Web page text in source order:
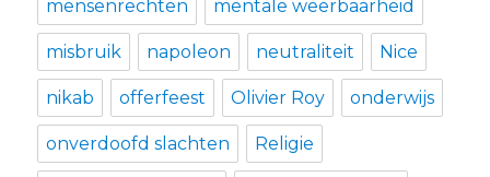
mensenrechten mentale weerbaarheid
misbruik napoleon neutraliteit Nice
nikab offerfeest Olivier Roy onderwijs
onverdoofd slachten Religie